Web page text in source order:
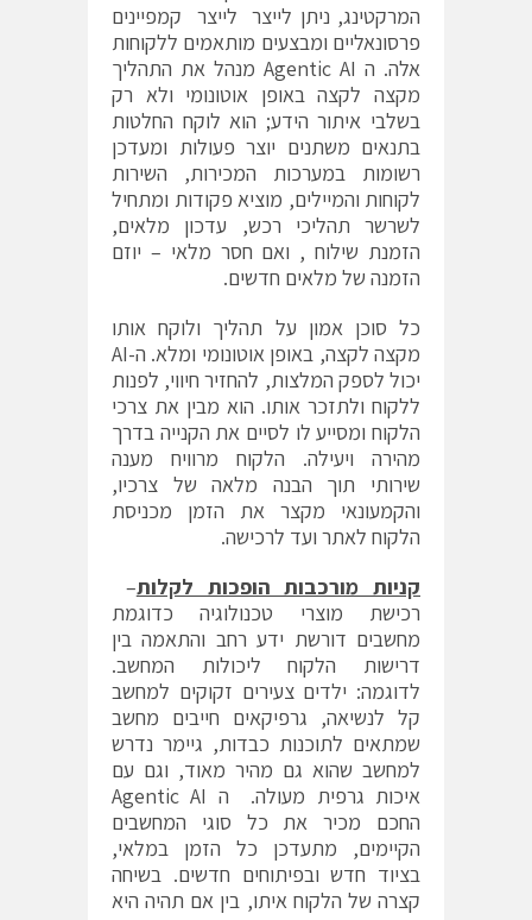
המרקטינג, ניתן לייצר לייצר קמפיינים
פרסונאליים ומבצעים מותאמים ללקוחות
אלה. ה Agentic AI מנהל את התהליך
מקצה לקצה באופן אוטונומי ולא רק
בשלבי איתור הידע; הוא לוקח החלטות
בתנאים משתנים יוצר פעולות ומעדכן
רשומות במערכות המכירות, השירות
לקוחות והמיילים, מוציא פקודות ומתחיל
לשרשר תהליכי רכש, עדכון מלאים,
הזמנת שילוח , ואם חסר מלאי – יוזם
הזמנה של מלאים חדשים.
כל סוכן אמון על תהליך ולוקח אותו
מקצה לקצה, באופן אוטונומי ומלא. ה-AI
יכול לספק המלצות, להחזיר חיווי, לפנות
ללקוח ולתזכר אותו. הוא מבין את צרכי
הלקוח ומסייע לו לסיים את הקנייה בדרך
מהירה ויעילה. הלקוח מרוויח מענה
שירותי תוך הבנה מלאה של צרכיו,
והקמעונאי מקצר את הזמן מכניסת
הלקוח לאתר ועד לרכישה.
קניות מורכבות הופכות לקלות–
רכישת מוצרי טכנולוגיה כדוגמת
מחשבים דורשת ידע רחב והתאמה בין
דרישות הלקוח ליכולות המחשב.
לדוגמה: ילדים צעירים זקוקים למחשב
קל לנשיאה, גרפיקאים חייבים מחשב
שמתאים לתוכנות כבדות, גיימר נדרש
למחשב שהוא גם מהיר מאוד, וגם עם
איכות גרפית מעולה. ה Agentic AI
החכם מכיר את כל סוגי המחשבים
הקיימים, מתעדכן כל הזמן במלאי,
בציוד חדש ובפיתוחים חדשים. בשיחה
קצרה של הלקוח איתו, בין אם תהיה היא